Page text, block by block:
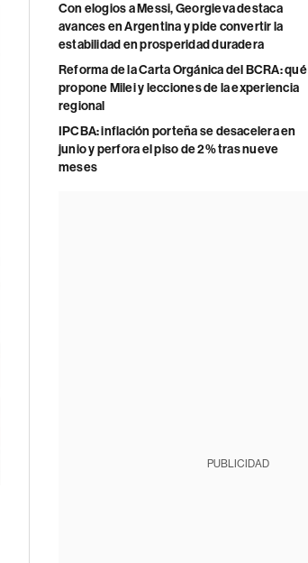
Con elogios a Messi, Georgieva destaca
avances en Argentina y pide convertir la
estabilidad en prosperidad duradera
Reforma de la Carta Orgánica del BCRA: qué
propone Milei y lecciones de la experiencia
regional
IPCBA: inflación porteña se desacelera en
junio y perfora el piso de 2% tras nueve
meses
PUBLICIDAD